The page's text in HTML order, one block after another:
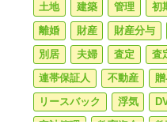
土地
建築 管理 初
離婚
財産 財産分与
別居
夫婦 査定 査
連帯保証人
不動産
リースバック
浮気
家計管理
教育資金